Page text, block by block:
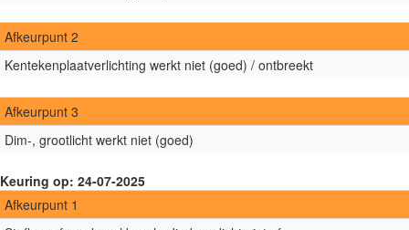
Afkeurpunt 2
Kentekenplaatverlichting werkt niet (goed) / ontbreekt
Afkeurpunt 3
Dim-, grootlicht werkt niet (goed)
Keuring op: 24-07-2025
Afkeurpunt 1